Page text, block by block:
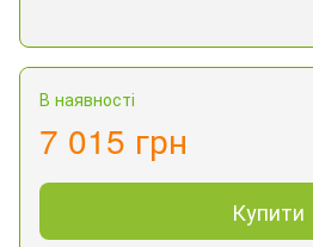
В наявності
7 015 грн
Купити